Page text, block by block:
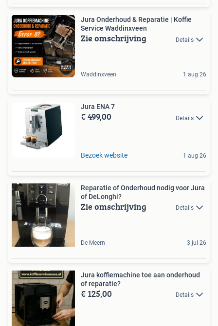
Jura Onderhoud & Reparatie | Koffie
Service Waddinxveen
Zie omschrijving Details
Waddinxveen 1 aug 26
Jura ENA 7
€ 499,00 Details
Bezoek website 1 aug 26
Reparatie of Onderhoud nodig voor Jura
of DeLonghi?
Zie omschrijving Details
De Meern 3 jul 26
Jura koffiemachine toe aan onderhoud
of reparatie?
€ 125,00 Details